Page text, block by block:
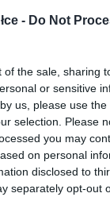
- Do Not
of the sale, sharing
or sensitive
us, please use
selection. Please
you may
on personal
disclosed to
separately opt-out